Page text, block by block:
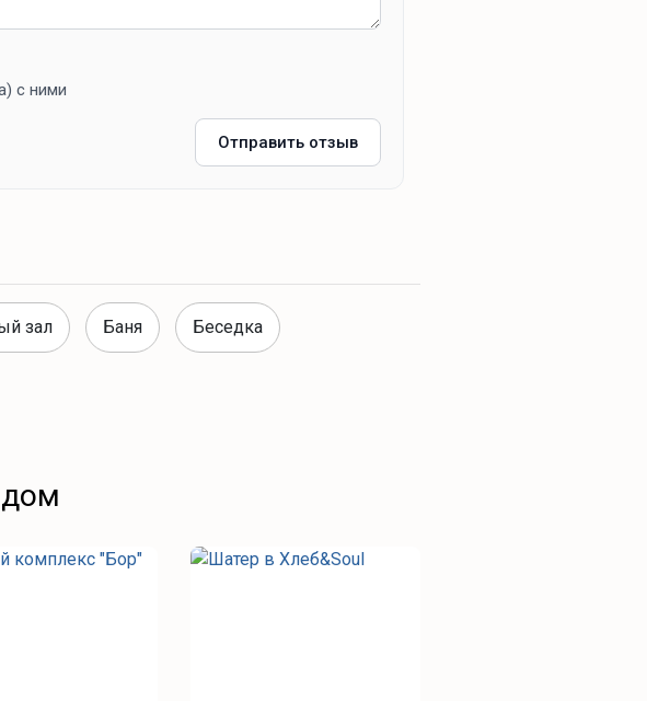
с ними
Отправить отзыв
зал Баня Беседка